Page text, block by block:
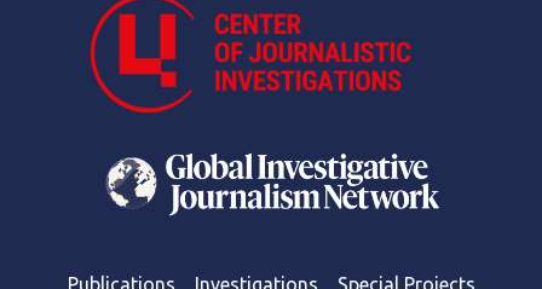
Publications Investigations Special Projects